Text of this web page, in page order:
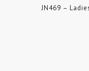
JN469 –